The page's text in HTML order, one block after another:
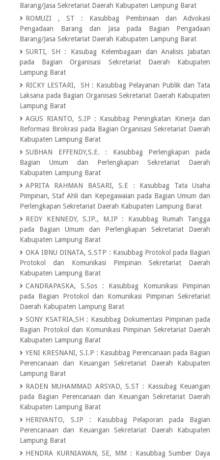
Barang/Jasa Sekretariat Daerah Kabupaten Lampung Barat
ROMUZI , ST
:
Kasubbag Pembinaan dan Advokasi
Pengadaan Barang dan Jasa pada Bagian Pengadaan
Barang/Jasa Sekretariat Daerah Kabupaten Lampung Barat
SURTI, SH
:
Kasubag Kelembagaan dan Analisis Jabatan
pada Bagian Organisasi Sekretariat Daerah Kabupaten
Lampung Barat
RICKY LESTARI, SH : Kasubbag Pelayanan Publik dan Tata
Laksana pada Bagian Organisasi Sekretariat Daerah Kabupaten
Lampung Barat
AGUS RIANTO, S.IP : Kasubbag Peningkatan Kinerja dan
Reformasi Birokrasi pada Bagian Organisasi Sekretariat Daerah
Kabupaten Lampung Barat
SUBHAN EFFENDY,S.E.
:
Kasubbag Perlengkapan pada
Bagian Umum dan Perlengkapan Sekretariat Daerah
Kabupaten Lampung Barat
APRITA RAHMAN BASARI, S.E
:
Kasubbag Tata Usaha
Pimpinan, Staf Ahli dan Kepegawaian pada Bagian Umum dan
Perlengkapan Sekretariat Daerah Kabupaten Lampung Barat
REDY KENNEDY, S.IP., M.IP
:
Kasubbag Rumah Tangga
pada Bagian Umum dan Perlengkapan Sekretariat Daerah
Kabupaten Lampung Barat
OKA IBNU DINATA, S.STP : Kasubbag Protokol pada Bagian
Protokol dan Komunikasi Pimpinan Sekretariat Daerah
Kabupaten Lampung Barat
CANDRAPASKA, S.Sos
:
Kasubbag Komunikasi Pimpinan
pada Bagian Protokol dan Komunikasi Pimpinan Sekretariat
Daerah Kabupaten Lampung Barat
SONY KSATRIA,SH : Kasubbag Dokumentasi Pimpinan pada
Bagian Protokol dan Komunikasi Pimpinan Sekretariat Daerah
Kabupaten Lampung Barat
YENI KRESNANI, S.I.P : Kasubbag Perencanaan pada Bagian
Perencanaan dan Keuangan Sekretariat Daerah Kabupaten
Lampung Barat
RADEN MUHAMMAD ARSYAD, S.ST : Kassubag Keuangan
pada Bagian Perencanaan dan Keuangan Sekretariat Daerah
Kabupaten Lampung Barat
HERIYANTO, S.IP
:
Kasubbag Pelaporan pada Bagian
Perencanaan dan Keuangan Sekretariat Daerah Kabupaten
Lampung Barat
HENDRA KURNIAWAN, SE, MM : Kasubbag Sumber Daya